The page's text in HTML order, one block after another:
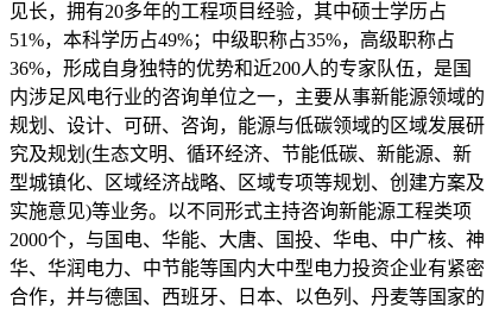
见长，拥有20多年的工程项目经验，其中硕士学历占
51%，本科学历占49%；中级职称占35%，高级职称占
36%，形成自身独特的优势和近200人的专家队伍，是国
内涉足风电行业的咨询单位之一，主要从事新能源领域的
规划、设计、可研、咨询，能源与低碳领域的区域发展研
究及规划(生态文明、循环经济、节能低碳、新能源、新
型城镇化、区域经济战略、区域专项等规划、创建方案及
实施意见)等业务。以不同形式主持咨询新能源工程类项
2000个，与国电、华能、大唐、国投、华电、中广核、神
华、华润电力、中节能等国内大中型电力投资企业有紧密
合作，并与德国、西班牙、日本、以色列、丹麦等国家的